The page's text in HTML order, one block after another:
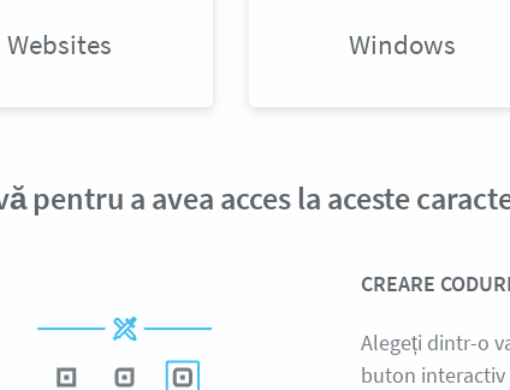
Websites Windows
pentru a avea acces la aceste
CREARE
Alegeți dintr-o
buton interactiv